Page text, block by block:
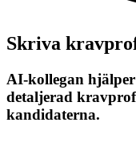
Skriva
AI-kollegan
detaljerad
kandidaterna.